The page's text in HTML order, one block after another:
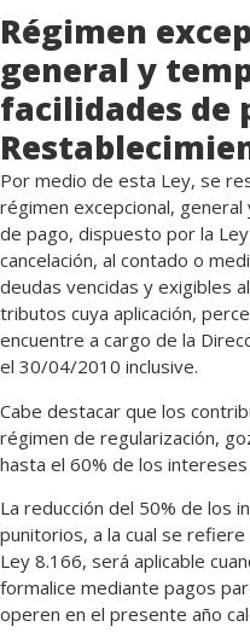
Régimen
general y
facilidades de
Por medio de esta Ley, se
régimen excepcional,
de pago, dispuesto por la
cancelación, al contado o
deudas vencidas y exigibles
tributos cuya aplicación,
encuentre a cargo de la
el 30/04/2010 inclusive.
Cabe destacar que los
régimen de regularización,
hasta el 60% de los
La reducción del 50% de los
punitorios, a la cual se
Ley 8.166, será aplicable
formalice mediante pagos
operen en el presente año